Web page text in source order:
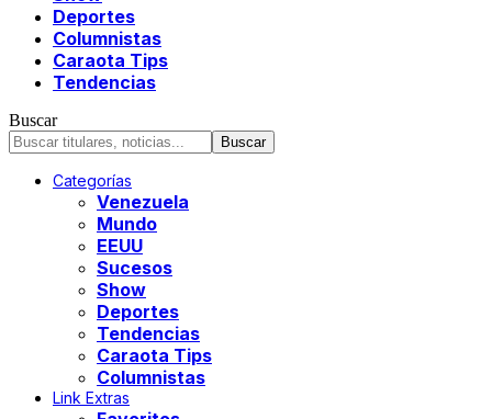
Deportes
Columnistas
Caraota Tips
Tendencias
Buscar
Categorías
Venezuela
Mundo
EEUU
Sucesos
Show
Deportes
Tendencias
Caraota Tips
Columnistas
Link Extras